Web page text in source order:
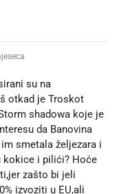
su na
otkad je Troskot
shadowa koje je
da Banovina
smetala željezara i
kokice i pilići? Hoće
zašto bi jeli
izvoziti u EU,ali